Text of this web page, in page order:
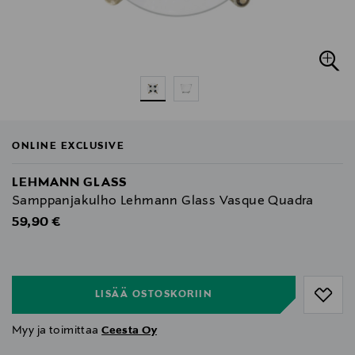
ONLINE EXCLUSIVE
LEHMANN GLASS
Samppanjakulho Lehmann Glass Vasque Quadra
Original Price
59,90 €
LISÄÄ OSTOSKORIIN
Myy ja toimittaaCeesta Oy